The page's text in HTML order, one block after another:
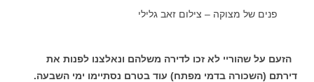
פנים של מצוקה – צילום זאב גלילי
הזעם על שהוריי לא זכו לדירה משלהם ונאלצנו לפנות את
דירתם (השכורה בדמי מפתח) עוד בטרם נסתיימו ימי השבעה.